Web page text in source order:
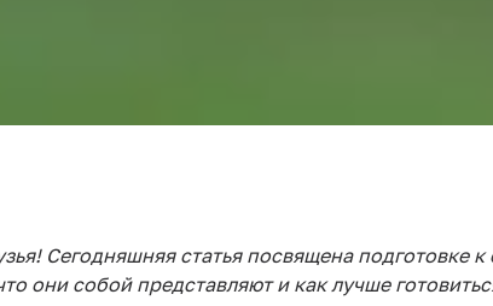
Сегодняшняя статья посвящена подготовке
они собой представляют и как лучше